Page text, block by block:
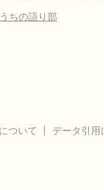
ちの語り部
ついて データ引用